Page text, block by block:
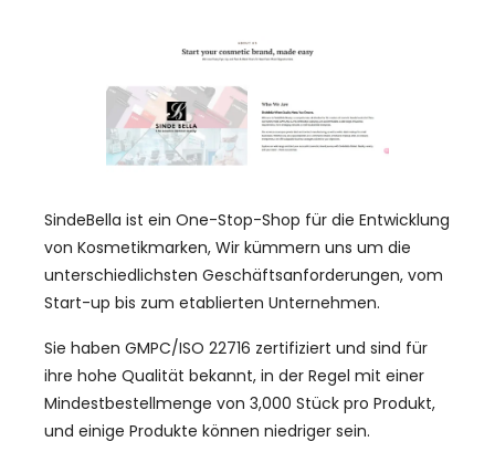
SindeBella ist ein One-Stop-Shop für die Entwicklung
von Kosmetikmarken, Wir kümmern uns um die
unterschiedlichsten Geschäftsanforderungen, vom
Start-up bis zum etablierten Unternehmen.
Sie haben GMPC/ISO 22716 zertifiziert und sind für
ihre hohe Qualität bekannt, in der Regel mit einer
Mindestbestellmenge von 3,000 Stück pro Produkt,
und einige Produkte können niedriger sein.